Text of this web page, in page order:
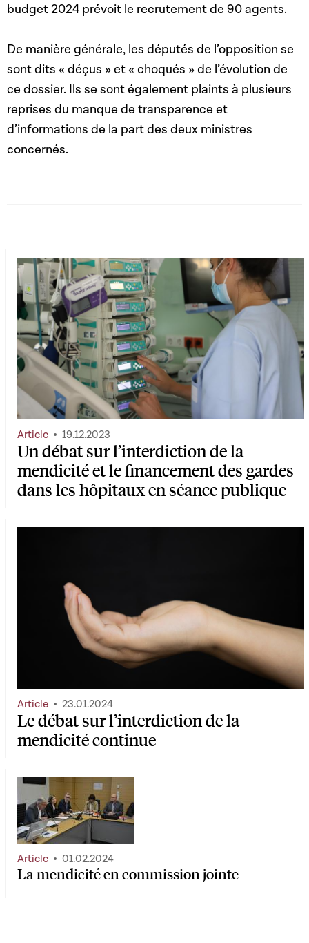
budget 2024 prévoit le recrutement de 90 agents.
De manière générale, les députés de l’opposition se
sont dits « déçus » et « choqués » de l’évolution de
ce dossier. Ils se sont également plaints à plusieurs
reprises du manque de transparence et
d’informations de la part des deux ministres
concernés.
Un débat sur l’interdiction de la
mendicité et le financement des gardes
dans les hôpitaux en séance publique
Article 19.12.2023
Le débat sur l’interdiction de la
mendicité continue
Article 23.01.2024
La mendicité en commission jointe
Article 01.02.2024